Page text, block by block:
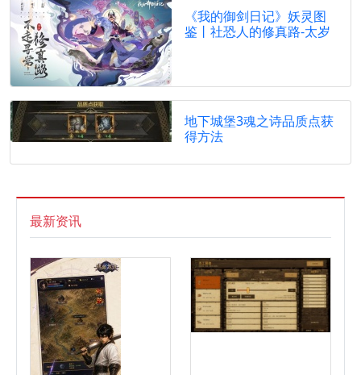
《我的御剑日记》妖灵图
鉴丨社恐人的修真路-太岁
地下城堡3魂之诗品质点获
得方法
最新资讯